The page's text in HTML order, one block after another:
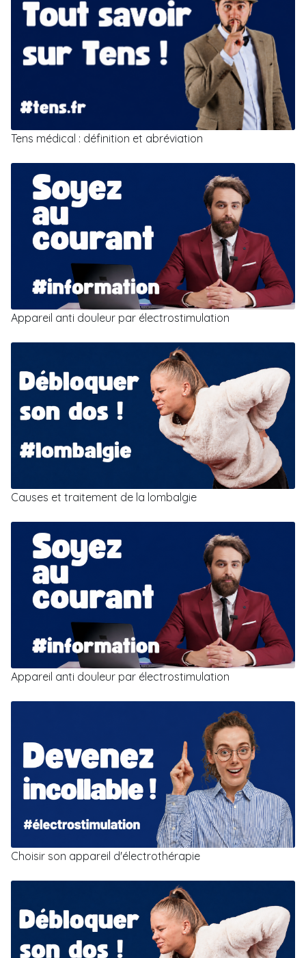
Tens médical : définition et abréviation
Appareil anti douleur par électrostimulation
Causes et traitement de la lombalgie
Appareil anti douleur par électrostimulation
Choisir son appareil d'électrothérapie